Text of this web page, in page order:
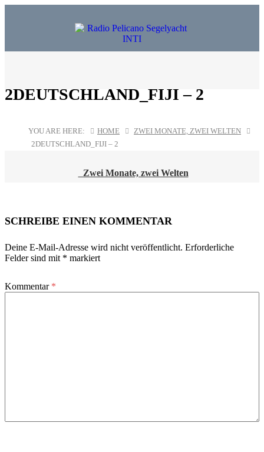
2DEUTSCHLAND_FIJI – 2
YOU ARE HERE: HOME
ZWEI MONATE, ZWEI WELTEN
2DEUTSCHLAND_FIJI – 2
Zwei Monate, zwei Welten
SCHREIBE EINEN KOMMENTAR
Deine E-Mail-Adresse wird nicht veröffentlicht. Erforderliche
Felder sind mit * markiert
Kommentar *